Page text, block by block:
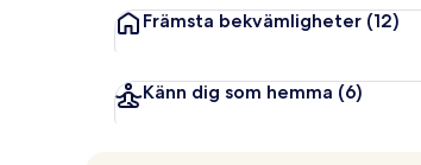
Främsta bekvämligheter (12)
Känn dig som hemma (6)